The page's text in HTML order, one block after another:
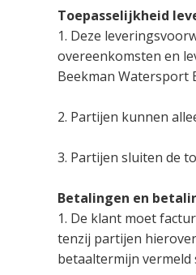
Toepasselijkheid
1. Deze
overeenkomsten en
Beekman Watersport
2. Partijen kunnen
3. Partijen sluiten de
Betalingen en
1. De klant moet
tenzij partijen
betaaltermijn vermeld